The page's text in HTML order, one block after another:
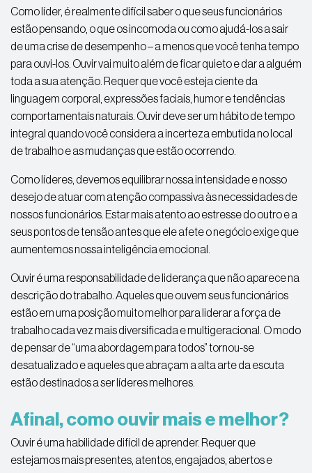
Como líder, é realmente difícil saber o que seus funcionários
estão pensando, o que os incomoda ou como ajudá-los a sair
de uma crise de desempenho – a menos que você tenha tempo
para ouvi-los. Ouvir vai muito além de ficar quieto e dar a alguém
toda a sua atenção. Requer que você esteja ciente da
linguagem corporal, expressões faciais, humor e tendências
comportamentais naturais. Ouvir deve ser um hábito de tempo
integral quando você considera a incerteza embutida no local
de trabalho e as mudanças que estão ocorrendo.
Como líderes, devemos equilibrar nossa intensidade e nosso
desejo de atuar com atenção compassiva às necessidades de
nossos funcionários. Estar mais atento ao estresse do outro e a
seus pontos de tensão antes que ele afete o negócio exige que
aumentemos nossa inteligência emocional.
Ouvir é uma responsabilidade de liderança que não aparece na
descrição do trabalho. Aqueles que ouvem seus funcionários
estão em uma posição muito melhor para liderar a força de
trabalho cada vez mais diversificada e multigeracional. O modo
de pensar de “uma abordagem para todos” tornou-se
desatualizado e aqueles que abraçam a alta arte da escuta
estão destinados a ser líderes melhores.
Afinal, como ouvir mais e melhor?
Ouvir é uma habilidade difícil de aprender. Requer que
estejamos mais presentes, atentos, engajados, abertos e